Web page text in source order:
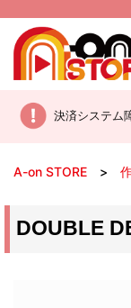
決済システム
A-on STORE
DOUBLE